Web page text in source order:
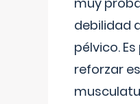
debilidad
pélvico.
reforzar